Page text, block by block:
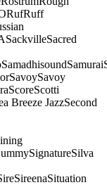
RufRuff
SackvilleSacred
SamadhisoundSamurai
SavoySavoy
ScoreScotti
Breeze JazzSecond
SignatureSilva
SireenaSituation